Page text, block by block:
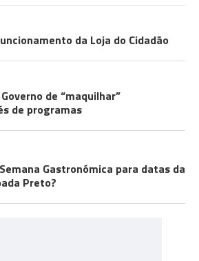
da Loja do Cidadão
de “maquilhar”
de programas
Gastronómica para datas da
Preto?